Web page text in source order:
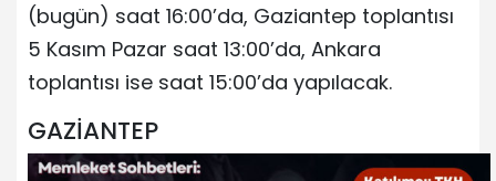
(bugün) saat 16:00’da, Gaziantep toplantısı
5 Kasım Pazar saat 13:00’da, Ankara
toplantısı ise saat 15:00’da yapılacak.
GAZİANTEP